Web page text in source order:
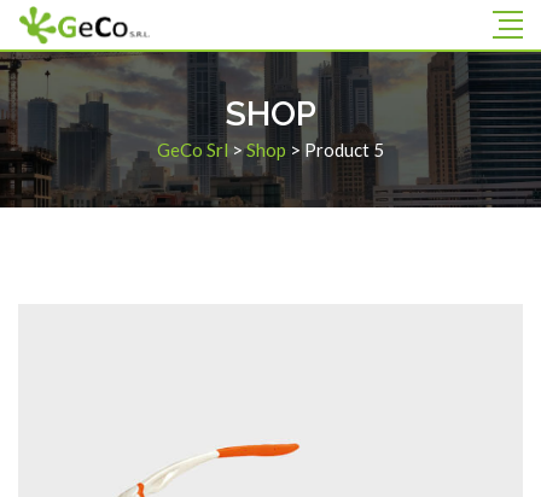
SHOP
GeCo Srl >Shop > Product 5